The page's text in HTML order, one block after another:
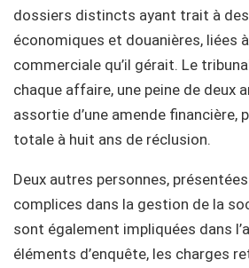
dossiers distincts ayant trait à
économiques et douanières, liées
commerciale qu’il gérait. Le
chaque affaire, une peine de deux
assortie d’une amende financière,
totale à huit ans de réclusion.
Deux autres personnes,
complices dans la gestion de la
sont également impliquées dans
éléments d’enquête, les charges